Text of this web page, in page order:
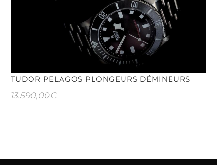
TUDOR PELAGOS PLONGEURS DÉMINEURS
13.590,00€